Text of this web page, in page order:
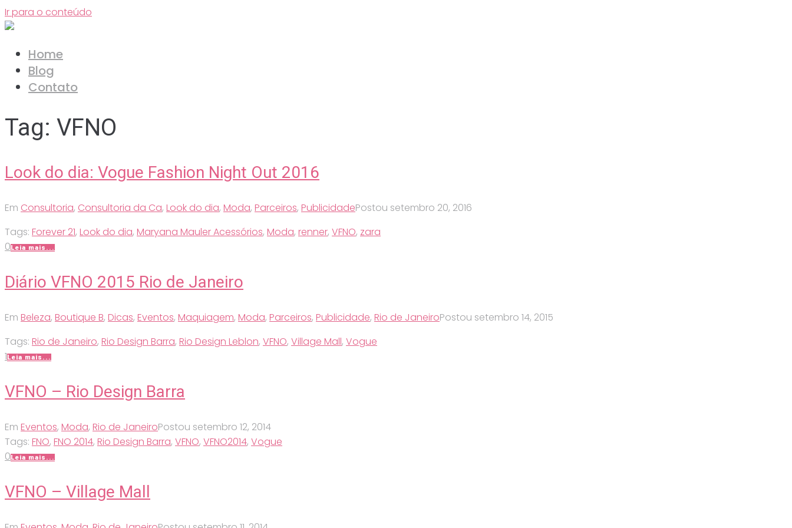
Ir para o conteúdo
Home
Blog
Contato
Tag: VFNO
Look do dia: Vogue Fashion Night Out 2016
Em Consultoria, Consultoria da Ca, Look do dia, Moda, Parceiros, PublicidadePostou setembro 20, 2016
Tags: Forever 21, Look do dia, Maryana Mauler Acessórios, Moda, renner, VFNO, zara
0Leia mais...
Diário VFNO 2015 Rio de Janeiro
Em Beleza, Boutique B, Dicas, Eventos, Maquiagem, Moda, Parceiros, Publicidade, Rio de JaneiroPostou setembro 14, 2015
Tags: Rio de Janeiro, Rio Design Barra, Rio Design Leblon, VFNO, Village Mall, Vogue
1Leia mais...
VFNO – Rio Design Barra
Em Eventos, Moda, Rio de JaneiroPostou setembro 12, 2014
Tags: FNO, FNO 2014, Rio Design Barra, VFNO, VFNO2014, Vogue
0Leia mais...
VFNO – Village Mall